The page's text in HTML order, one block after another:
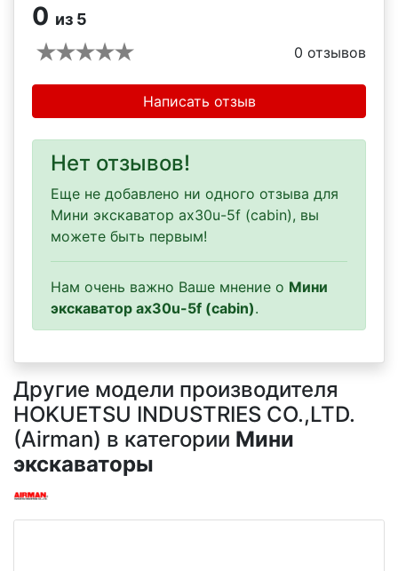
0 из 5
0 отзывов
Написать отзыв
Нет отзывов!
Еще не добавлено ни одного отзыва для
Мини экскаватор ax30u-5f (cabin), вы
можете быть первым!
Нам очень важно Ваше мнение о Мини
экскаватор ax30u-5f (cabin).
Другие модели производителя
HOKUETSU INDUSTRIES CO.,LTD.
(Airman) в категории Мини
экскаваторы